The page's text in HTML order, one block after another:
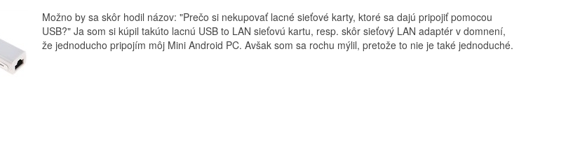
Možno by sa skôr hodil názov: "Prečo si nekupovať lacné sieťové karty, ktoré sa dajú pripojiť pomocou
USB?" Ja som si kúpil takúto lacnú USB to LAN sieťovú kartu, resp. skôr sieťový LAN adaptér v domnení,
že jednoducho pripojím môj Mini Android PC. Avšak som sa rochu mýlil, pretože to nie je také jednoduché.